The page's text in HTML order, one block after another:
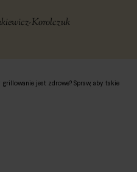
Korolczuk
jest zdrowe? Spraw, aby takie